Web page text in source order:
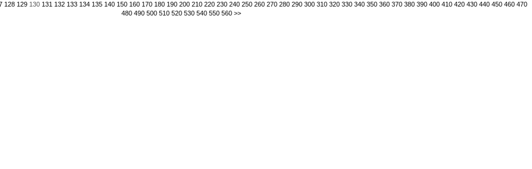
128 129130 131 132 133 134 135 140 150 160 170 180 190 200 210 220 230 240 250 260 270 280 290 300 310 320 330 340 350 360 370 380 390 400 410 420 430 440 450 460 470
480 490 500 510 520 530 540 550 560 >>